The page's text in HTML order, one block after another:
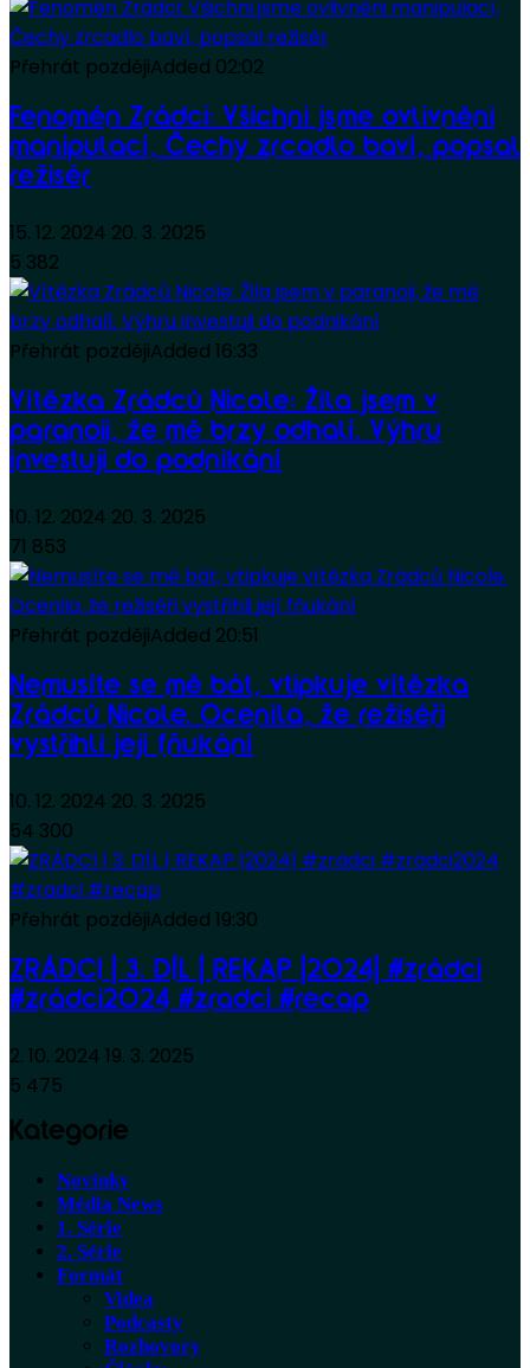
Přehrát pozdějiAdded 02:02
Fenomén Zrádci: Všichni jsme ovlivněni
manipulací, Čechy zrcadlo baví, popsal
režisér
15. 12. 2024 20. 3. 2025
5 382
Přehrát pozdějiAdded 16:33
Vítězka Zrádců Nicole: Žila jsem v
paranoii, že mě brzy odhalí. Výhru
investuji do podnikání
10. 12. 2024 20. 3. 2025
71 853
Přehrát pozdějiAdded 20:51
Nemusíte se mě bát, vtipkuje vítězka
Zrádců Nicole. Ocenila, že režiséři
vystřihli její fňukání
10. 12. 2024 20. 3. 2025
54 300
Přehrát pozdějiAdded 19:30
ZRÁDCI | 3. DÍL | REKAP |2024| #zrádci
#zrádci2024 #zradci #recap
2. 10. 2024 19. 3. 2025
5 475
Kategorie
Novinky
Média News
1. Série
2. Série
Formát
Videa
Podcasty
Rozhovory